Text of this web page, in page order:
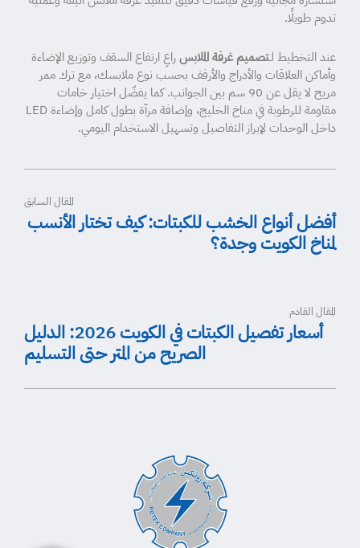
تدوم طويلًا.
عند التخطيط لـتصميم غرفة الملابسراعِ ارتفاع السقف وتوزيع الإضاءة
وأماكن العلاقات والأدراج والأرفف بحسب نوع ملابسك، مع ترك ممر
مريح لا يقل عن 90 سم بين الجوانب. كما يفضّل اختيار خامات
مقاومة للرطوبة في مناخ الخليج، وإضافة مرآة بطول كامل وإضاءة LED
داخل الوحدات لإبراز التفاصيل وتسهيل الاستخدام اليومي.
المقال السابق
أفضل أنواع الخشب للكبتات: كيف تختار الأنسب
لمناخ الكويت وجدة؟
المقال القادم
أسعار تفصيل الكبتات في الكويت 2026: الدليل
الصريح من المتر حتى التسليم